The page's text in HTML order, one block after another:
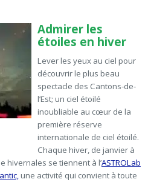
Admirer les
étoiles en hiver
Lever les yeux au ciel pour
découvrir le plus beau
spectacle des Cantons-de-
l’Est; un ciel étoilé
inoubliable au cœur de la
première réserve
internationale de ciel étoilé.
Chaque hiver, de janvier à
hivernales se tiennent à l’ASTROLab
une activité qui convient à toute